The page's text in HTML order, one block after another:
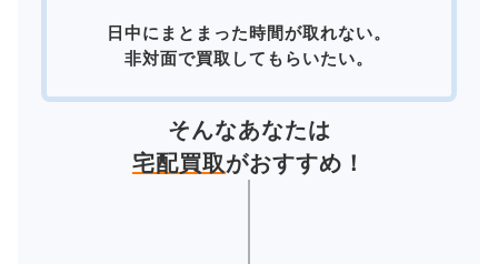
日中にまとまった時間が取れない。
非対面で買取してもらいたい。
そんなあなたは
宅配買取がおすすめ！